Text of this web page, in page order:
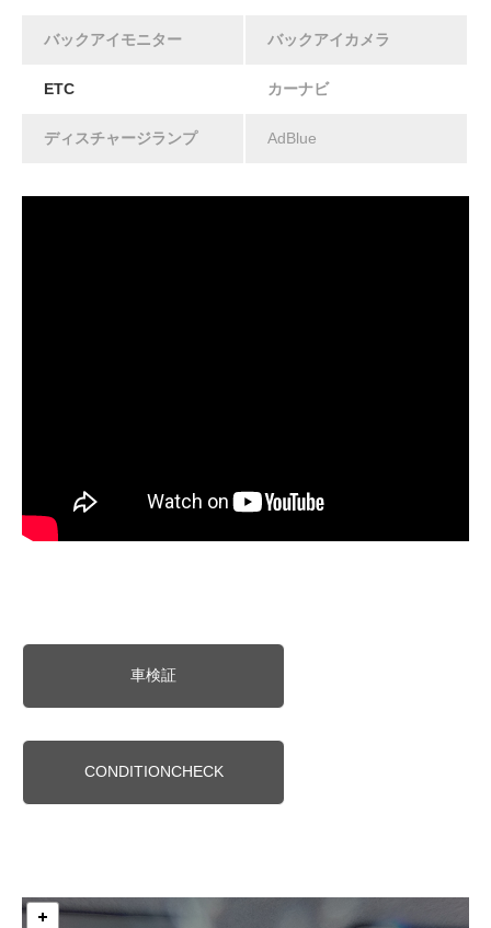
バックアイモニター バックアイカメラ
ETC カーナビ
ディスチャージランプ AdBlue
車検証
CONDITIONCHECK